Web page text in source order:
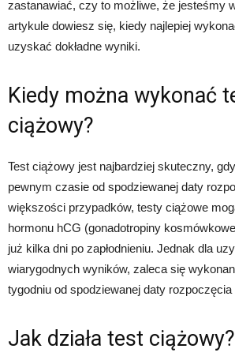
zastanawiać, czy to możliwe, że jesteśmy
artykule dowiesz się, kiedy najlepiej
uzyskać dokładne wyniki.
Kiedy można wykonać
ciążowy?
Test ciążowy jest najbardziej skuteczny,
pewnym czasie od spodziewanej daty
większości przypadków, testy ciążowe
hormonu hCG (gonadotropiny
już kilka dni po zapłodnieniu. Jednak dla
wiarygodnych wyników, zaleca się
tygodniu od spodziewanej daty rozpoczęcia
Jak działa test ciążowy?